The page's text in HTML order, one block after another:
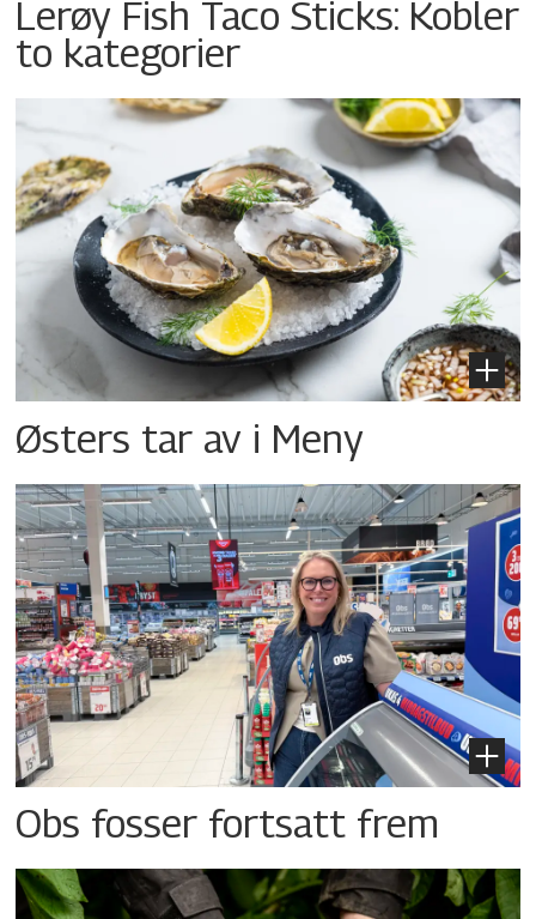
Lerøy Fish Taco Sticks: Kobler
to kategorier
Østers tar av i Meny
Obs fosser fortsatt frem